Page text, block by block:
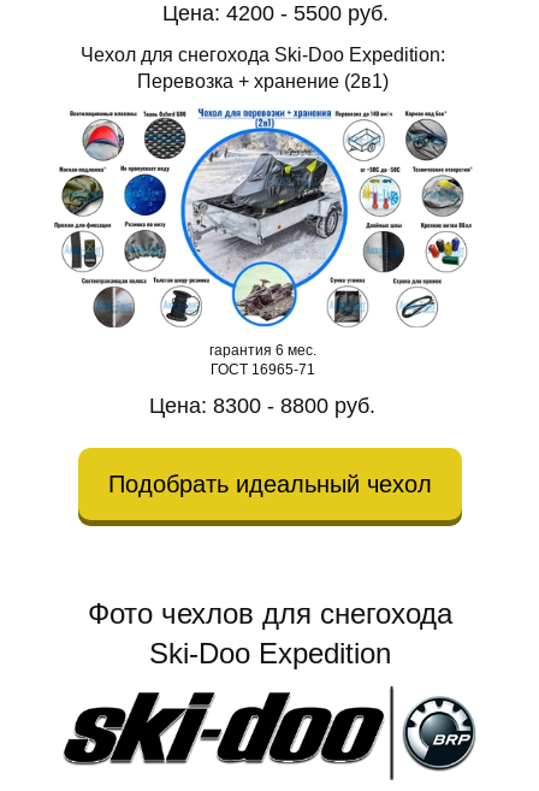
Цена: 4200 - 5500 руб.
Чехол для снегохода Ski-Doo Expedition:
Перевозка + хранение (2в1)
гарантия 6 мес.
ГОСТ 16965-71
Цена: 8300 - 8800 руб.
Подобрать идеальный чехол
Фото чехлов для снегохода
Ski-Doo Expedition